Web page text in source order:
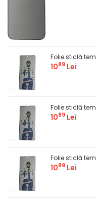
Folie sticlă
1089 Lei
Folie sticlă
1089 Lei
Folie sticlă
1089 Lei